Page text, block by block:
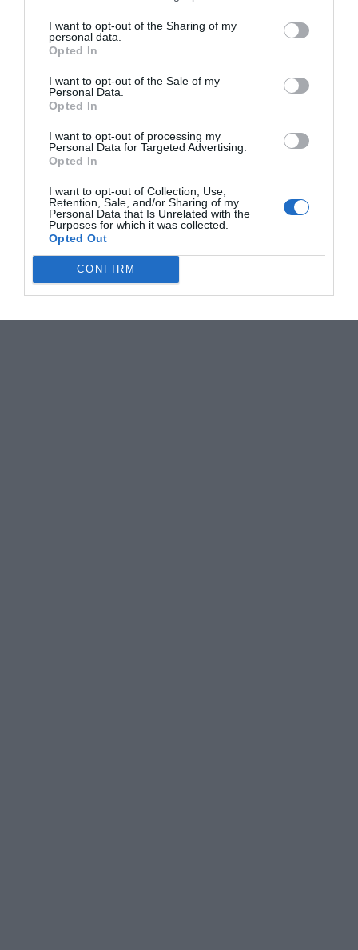
I want to opt-out of the Sharing of my
personal data.
Opted In
I want to opt-out of the Sale of my
Personal Data.
Opted In
I want to opt-out of processing my
Personal Data for Targeted Advertising.
Opted In
I want to opt-out of Collection, Use,
Retention, Sale, and/or Sharing of my
Personal Data that Is Unrelated with the
Purposes for which it was collected.
Opted Out
CONFIRM